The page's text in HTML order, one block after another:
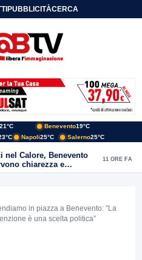
PUBBLICITÀCERCA
21°C Benevento19°C
Napoli25°C Salerno25°C
nel Calore, Benevento
chiarezza e
sulla gestione
11 ORE FA
in piazza a Benevento: ”La
è una scelta politica”